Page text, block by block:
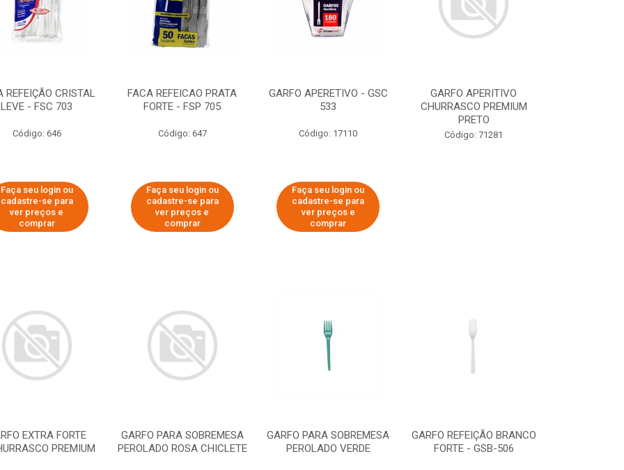
REFEIÇÃO CRISTAL
LEVE - FSC 703
Código: 646
Faça seu login ou
cadastre-se para
ver preços e
comprar
FACA REFEICAO PRATA
FORTE - FSP 705
Código: 647
Faça seu login ou
cadastre-se para
ver preços e
comprar
GARFO APERETIVO - GSC
533
Código: 17110
Faça seu login ou
cadastre-se para
ver preços e
comprar
GARFO APERITIVO
CHURRASCO PREMIUM
PRETO
Código: 71281
EXTRA FORTE
PREMIUM
GARFO PARA SOBREMESA
PEROLADO ROSA CHICLETE
GARFO PARA SOBREMESA
PEROLADO VERDE
GARFO REFEIÇÃO BRANCO
FORTE - GSB-506